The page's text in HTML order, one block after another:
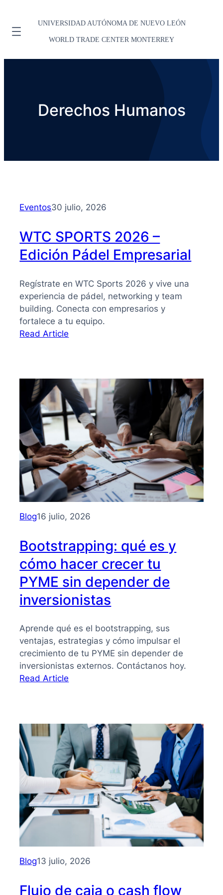
UNIVERSIDAD AUTÓNOMA DE NUEVO LEÓN
WORLD TRADE CENTER MONTERREY
Derechos Humanos
Eventos30 julio, 2026
WTC SPORTS 2026 –
Edición Pádel Empresarial
Regístrate en WTC Sports 2026 y vive una
experiencia de pádel, networking y team
building. Conecta con empresarios y
fortalece a tu equipo.
Read Article
–
Edición
Pádel
Empresarial
Blog16 julio, 2026
Bootstrapping: qué es y
cómo hacer crecer tu
PYME sin depender de
inversionistas
Aprende qué es el bootstrapping, sus
ventajas, estrategias y cómo impulsar el
crecimiento de tu PYME sin depender de
inversionistas externos. Contáctanos hoy.
Read Article
y
cómo
hacer
crecer
tu
PYME
sin
depender
inversionistas
Blog13 julio, 2026
Flujo de caja o cash flow